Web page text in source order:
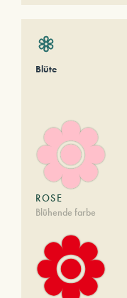
Blüte
ROSE
Blühende farbe